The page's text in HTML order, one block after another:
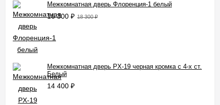
Межкомнатная дверь Флоренция-1 белый
16 300 ₽ 18 300₽
Межкомнатная дверь PX-19 черная кромка с 4-х ст.
Белый
14 400 ₽